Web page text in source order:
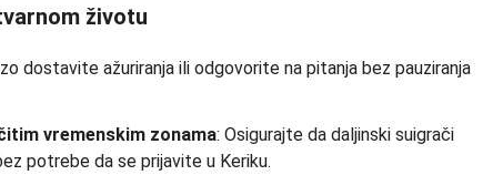
životu
dostavite ažuriranja ili odgovorite na pitanja bez pauziranja
vremenskim zonama: Osigurajte da daljinski suigrači
potrebe da se prijavite u Keriku.